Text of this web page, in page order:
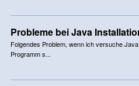
Probleme bei Java
Folgendes Problem, wenn ich versuche
Programm s...